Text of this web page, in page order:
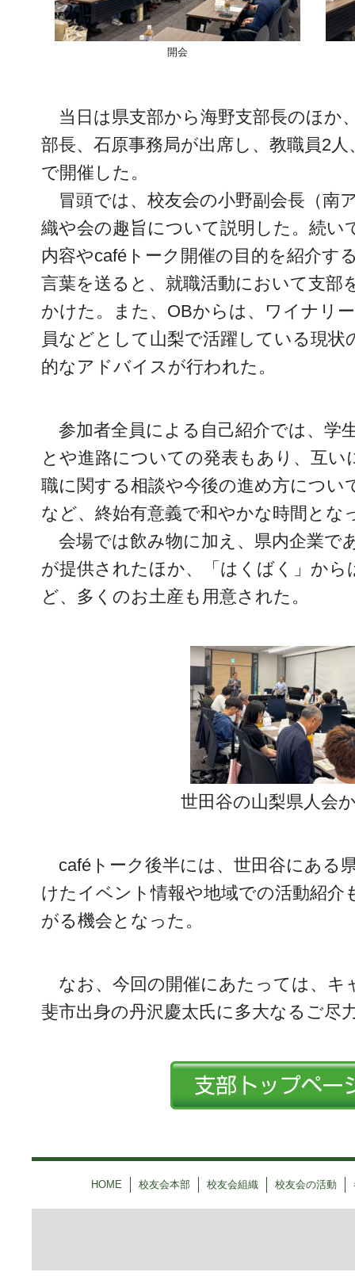
開会
当日は県支部から海野支部長のほか
部長、石原事務局が出席し、教職員2
で開催した。
冒頭では、校友会の小野副会長（南
織や会の趣旨について説明した。続い
内容やcaféトーク開催の目的を紹介す
言葉を送ると、就職活動において支部
かけた。また、OBからは、ワイナリ
員などとして山梨で活躍している現状
的なアドバイスが行われた。
参加者全員による自己紹介では、学
とや進路についての発表もあり、互
職に関する相談や今後の進め方につい
など、終始有意義で和やかな時間とな
会場では飲み物に加え、県内企業で
が提供されたほか、「はくばく」か
ど、多くのお土産も用意された。
世田谷の山梨県人会
caféトーク後半には、世田谷にある
けたイベント情報や地域での活動紹介
がる機会となった。
なお、今回の開催にあたっては、
斐市出身の丹沢慶太氏に多大なるご尽
HOME 校友会本部 校友会組織 校友会の活動